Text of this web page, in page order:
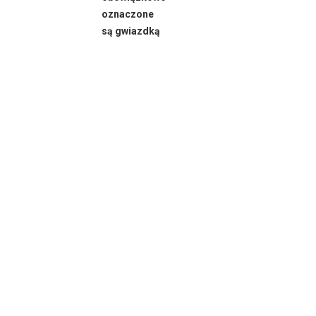
oznaczone
są gwiazdką